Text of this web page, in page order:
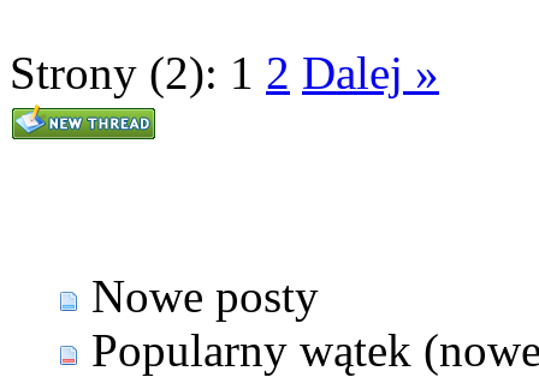
Strony (2): 1 2 Dalej »
Nowe posty
Popularny wątek